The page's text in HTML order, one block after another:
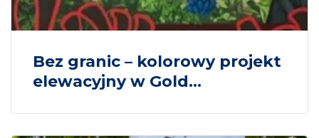
Bez granic – kolorowy projekt
elewacyjny w Gold...